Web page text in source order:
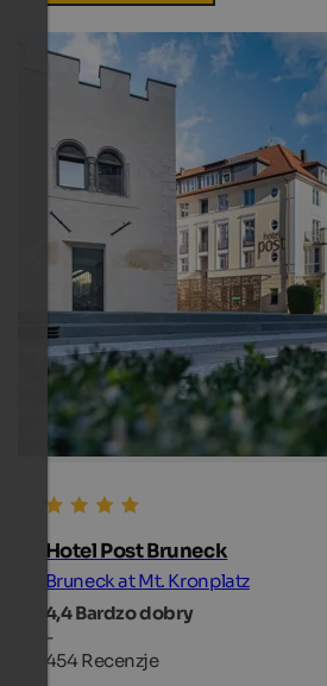
Hotel Post Bruneck
Bruneck at Mt. Kronplatz
4,4Bardzo dobry
-
454 Recenzje